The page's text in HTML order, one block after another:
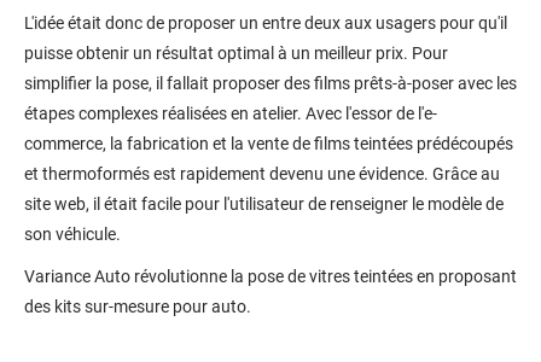
L'idée était donc de proposer un entre deux aux usagers pour qu'il
puisse obtenir un résultat optimal à un meilleur prix. Pour
simplifier la pose, il fallait proposer des films prêts-à-poser avec les
étapes complexes réalisées en atelier. Avec l'essor de l'e-
commerce, la fabrication et la vente de films teintées prédécoupés
et thermoformés est rapidement devenu une évidence. Grâce au
site web, il était facile pour l'utilisateur de renseigner le modèle de
son véhicule.
Variance Auto révolutionne la pose de vitres teintées en proposant
des kits sur-mesure pour auto.